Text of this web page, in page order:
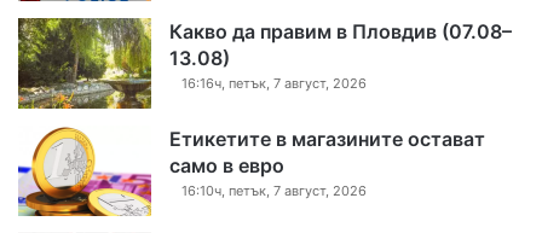
Какво да правим в Пловдив (07.08–
13.08)
16:16ч, петък, 7 август, 2026
Етикетите в магазините остават
само в евро
16:10ч, петък, 7 август, 2026